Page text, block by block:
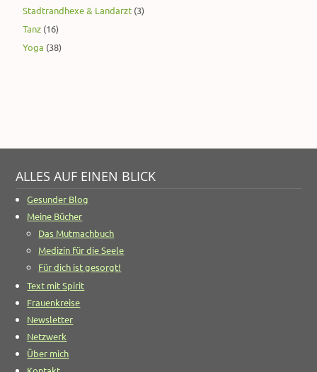
Stadtrandhexe & Landarzt (3)
Tanz (16)
Yoga (38)
ALLES AUF EINEN BLICK
Gesunder Blog
Meine Bücher
Das Mutmachbuch
Medizin für die Seele
Für dich ist gesorgt!
Text mit Spirit
Frauenkreise
Newsletter
Netzwerk
Über mich